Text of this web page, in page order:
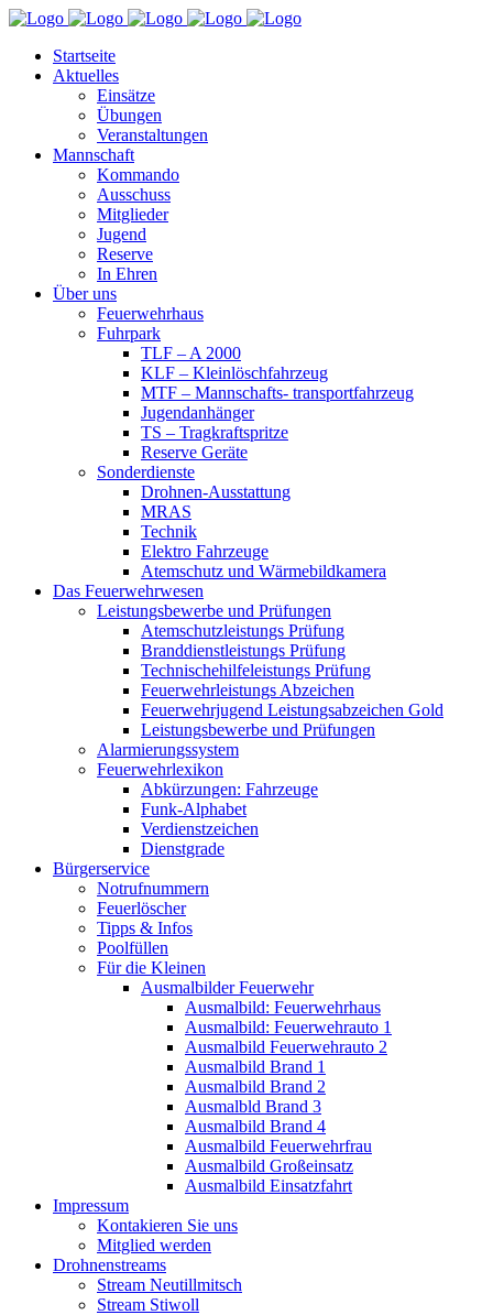
Startseite
Aktuelles
Einsätze
Übungen
Veranstaltungen
Mannschaft
Kommando
Ausschuss
Mitglieder
Jugend
Reserve
In Ehren
Über uns
Feuerwehrhaus
Fuhrpark
TLF – A 2000
KLF – Kleinlöschfahrzeug
MTF – Mannschafts- transportfahrzeug
Jugendanhänger
TS – Tragkraftspritze
Reserve Geräte
Sonderdienste
Drohnen-Ausstattung
MRAS
Technik
Elektro Fahrzeuge
Atemschutz und Wärmebildkamera
Das Feuerwehrwesen
Leistungsbewerbe und Prüfungen
Atemschutzleistungs Prüfung
Branddienstleistungs Prüfung
Technischehilfeleistungs Prüfung
Feuerwehrleistungs Abzeichen
Feuerwehrjugend Leistungsabzeichen Gold
Leistungsbewerbe und Prüfungen
Alarmierungssystem
Feuerwehrlexikon
Abkürzungen: Fahrzeuge
Funk-Alphabet
Verdienstzeichen
Dienstgrade
Bürgerservice
Notrufnummern
Feuerlöscher
Tipps & Infos
Poolfüllen
Für die Kleinen
Ausmalbilder Feuerwehr
Ausmalbild: Feuerwehrhaus
Ausmalbild: Feuerwehrauto 1
Ausmalbild Feuerwehrauto 2
Ausmalbild Brand 1
Ausmalbild Brand 2
Ausmalbld Brand 3
Ausmalbild Brand 4
Ausmalbild Feuerwehrfrau
Ausmalbild Großeinsatz
Ausmalbild Einsatzfahrt
Impressum
Kontakieren Sie uns
Mitglied werden
Drohnenstreams
Stream Neutillmitsch
Stream Stiwoll